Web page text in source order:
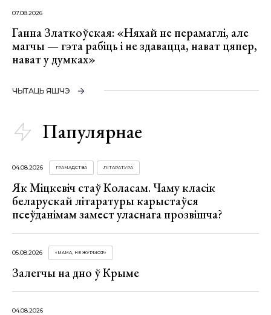
07.08.2026
Ганна Златкоўская: «Няхай не перамаглі, але
магчы — гэта рабіць і не здавацца, нават цяпер,
нават у думках»
ЧЫТАЦЬ ЯШЧЭ
Папулярнае
04.08.2026 ГРАМАДСТВА ЛІТАРАТУРА
Як Міцкевіч стаў Коласам. Чаму класік
беларускай літаратуры карыстаўся
псеўданімам замест уласнага прозвішча?
05.08.2026 «МАМА, НЕ ЖУРЫСЯ!»
Залегчы на дно ў Крыме
04.08.2026